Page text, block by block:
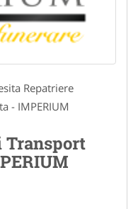
Repatriere
- IMPERIUM
Transport